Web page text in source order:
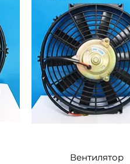
Быстрый просмотр
Вентилятор